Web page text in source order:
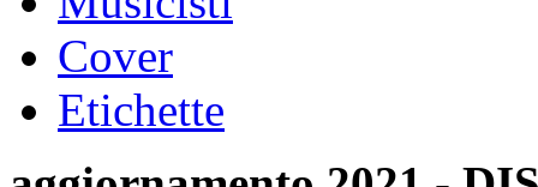
Cover
Etichette